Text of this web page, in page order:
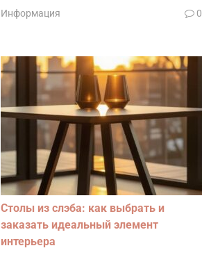
Информация 0
Столы из слэба: как выбрать и
заказать идеальный элемент
интерьера